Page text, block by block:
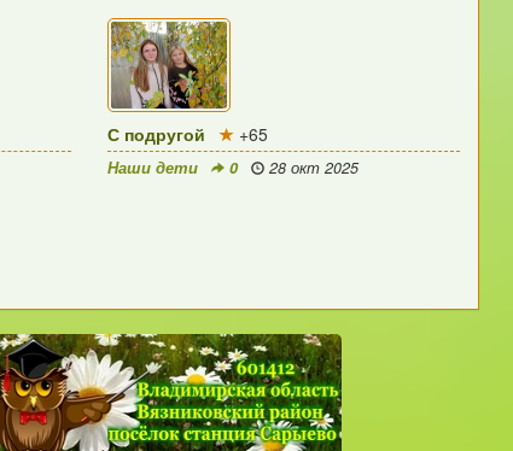
С подругой +65
Наши дети 0 28 окт 2025